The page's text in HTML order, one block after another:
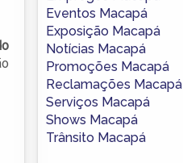
Eventos Macapá
Exposição Macapá
Notícias Macapá
Promoções Macapá
Reclamações Macapá
Serviços Macapá
Shows Macapá
Trânsito Macapá